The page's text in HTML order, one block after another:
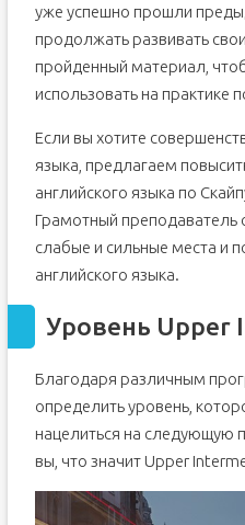
уже успешно прошли
продолжать развивать
пройденный материал,
использовать на практике
Если вы хотите
языка, предлагаем
английского языка по
Грамотный преподаватель
слабые и сильные места и
английского языка.
Уровень Upper
Благодаря различным
определить уровень,
нацелиться на следующую
вы, что значит Upper